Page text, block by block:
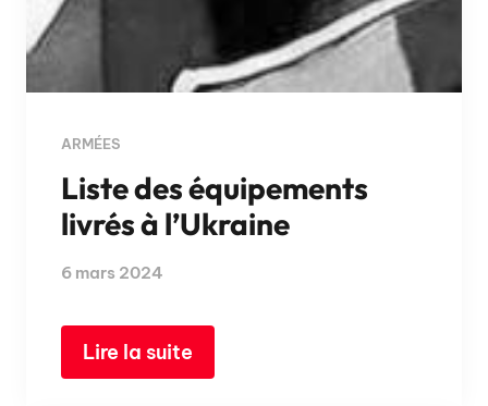
ARMÉES
Liste des équipements
livrés à l’Ukraine
6 mars 2024
Lire la suite